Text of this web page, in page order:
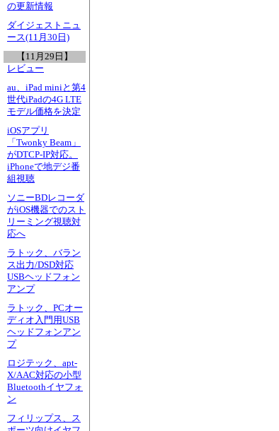
の更新情報
ダイジェストニュ
ース(11月30日)
【11月29日】
レビュー
au、iPad miniと第4
世代iPadの4G LTE
モデル価格を決定
iOSアプリ
「Twonky Beam」
がDTCP-IP対応。
iPhoneで地デジ番
組視聴
ソニーBDレコーダ
がiOS機器でのスト
リーミング視聴対
応へ
ラトック、バラン
ス出力/DSD対応
USBヘッドフォン
アンプ
ラトック、PCオー
ディオ入門用USB
ヘッドフォンアン
プ
ロジテック、apt-
X/AAC対応の小型
Bluetoothイヤフォ
ン
フィリップス、ス